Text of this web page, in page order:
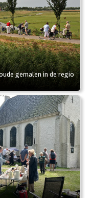
gemalen in de regio